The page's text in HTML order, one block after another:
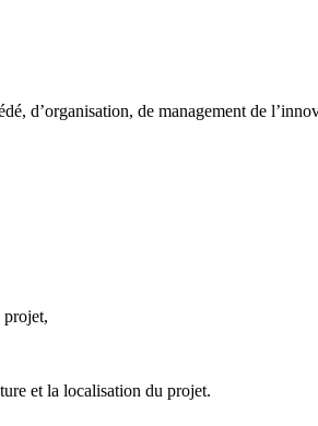
d’organisation, de management de
projet,
et la localisation du projet.